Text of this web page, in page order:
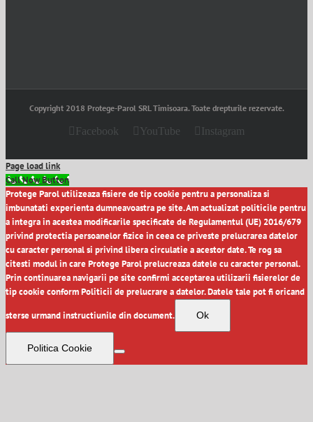
Copyright 2018 Protege-Parol SRL Timisoara. Toate drepturile rezervate.
Facebook YouTube Instagram
Page load link
Call Now Button
Protege Parol utilizeaza fisiere de tip cookie pentru a personaliza si
imbunatati experienta dumneavoastra pe site. Am actualizat politicile pentru
a integra in acestea modificarile specificate de Regulamentul (UE) 2016/679
privind protectia persoanelor fizice in ceea ce priveste prelucrarea datelor
cu caracter personal si privind libera circulatie a acestor date. Te rog sa
citesti modul in care Protege Parol prelucreaza datele cu caracter personal.
Prin continuarea navigarii pe site confirmi acceptarea utilizarii fisierelor de
tip cookie conform Politicii de prelucrare a datelor. Datele tale pot fi oricand
sterse urmand instructiunile din document.
Ok
Politica Cookie